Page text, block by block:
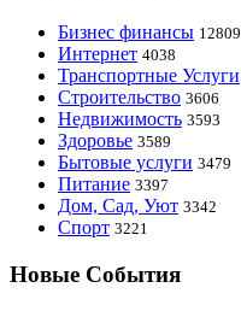
Бизнес финансы 12809
Интернет 4038
Транспортные Услуги
Строительство 3606
Недвижимость 3593
Здоровье 3589
Бытовые услуги 3479
Питание 3397
Дом, Сад, Уют 3342
Спорт 3221
Новые События